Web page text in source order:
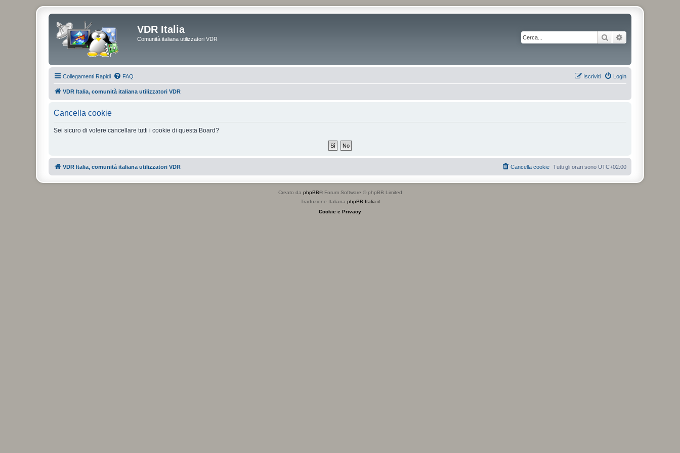
VDR Italia
Comunità italiana utilizzatori VDR Cerca
Collegamenti Rapidi FAQ Login
Iscriviti
VDR Italia, comunità italiana utilizzatori VDR
Cancella cookie
Sei sicuro di volere cancellare tutti i cookie di questa Board?
VDR Italia, comunità italiana utilizzatori VDR Tutti gli orari sono UTC+02:00
Cancella cookie
Creato da phpBB® Forum Software © phpBB Limited
Traduzione Italiana phpBB-Italia.it
Cookie e Privacy